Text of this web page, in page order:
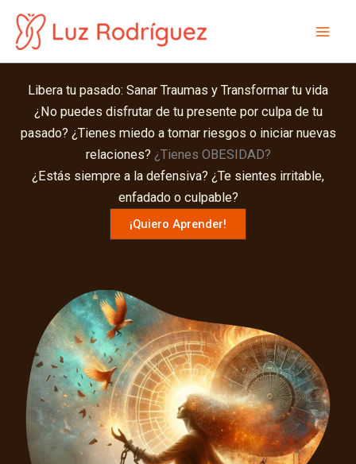
contenido
Libera tu pasado: Sanar Traumas y Transformar tu vida
¿No puedes disfrutar de tu presente por culpa de tu
pasado? ¿Tienes miedo a tomar riesgos o iniciar nuevas
relaciones? ¿Tienes OBESIDAD?
¿Estás siempre a la defensiva? ¿Te sientes irritable,
enfadado o culpable?
¡Quiero Aprender!